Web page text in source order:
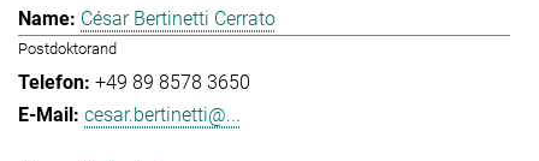
César Bertinetti Cerrato
Postdoktorand
+49 89 8578 3650
cesar.bertinetti@...